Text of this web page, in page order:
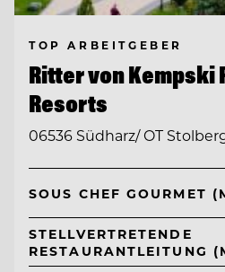
TOP ARBEITGEBER
Ritter von
Resorts
06536 Südharz/ OT
SOUS CHEF GOURMET
STELLVERTRETENDE
RESTAURANTLEITUNG